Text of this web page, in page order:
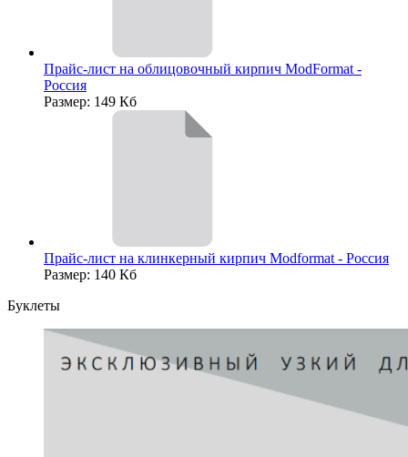
Прайс-лист на облицовочный кирпич ModFormat -
Россия
Размер: 149 Кб
Прайс-лист на клинкерный кирпич Modformat - Россия
Размер: 140 Кб
Буклеты